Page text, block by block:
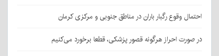
احتمال وقوع رگبار باران در مناطق جنوبی و مرکزی کرمان
در صورت احراز هرگونه قصور پزشکی، قطعا برخورد می‌کنیم